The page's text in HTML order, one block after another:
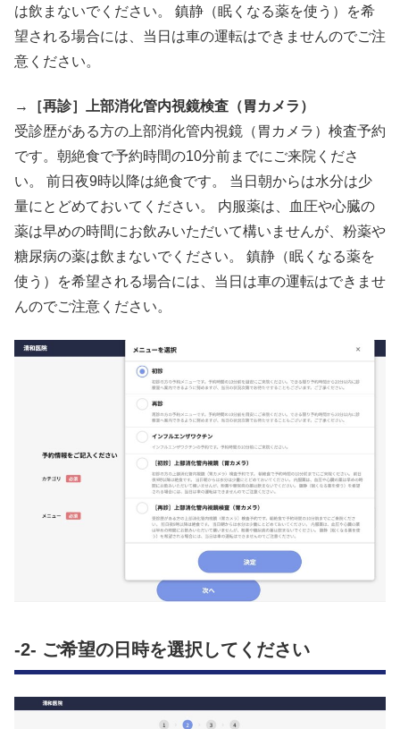
は飲まないでください。 鎮静（眠くなる薬を使う）を希
望される場合には、当日は車の運転はできませんのでご注
意ください。
→
［再診］上部消化管内視鏡検査（胃カメラ）
受診歴がある方の上部消化管内視鏡（胃カメラ）検査予約
です。朝絶食で予約時間の10分前までにご来院くださ
い。 前日夜9時以降は絶食です。 当日朝からは水分は少
量にとどめておいてください。 内服薬は、血圧や心臓の
薬は早めの時間にお飲みいただいて構いませんが、粉薬や
糖尿病の薬は飲まないでください。 鎮静（眠くなる薬を
使う）を希望される場合には、当日は車の運転はできませ
んのでご注意ください。
-2- ご希望の日時を選択してください